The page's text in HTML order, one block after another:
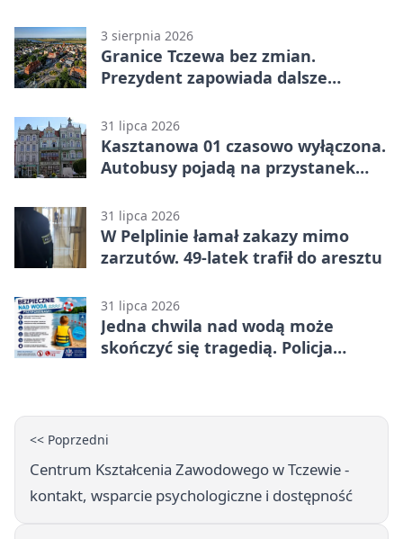
3 sierpnia 2026
Granice Tczewa bez zmian.
Prezydent zapowiada dalsze
31 lipca 2026
Kasztanowa 01 czasowo wyłączona.
Autobusy pojadą na przystanek
31 lipca 2026
W Pelplinie łamał zakazy mimo
zarzutów. 49-latek trafił do aresztu
31 lipca 2026
Jedna chwila nad wodą może
skończyć się tragedią. Policja
<< Poprzedni
Centrum Kształcenia Zawodowego w Tczewie -
kontakt, wsparcie psychologiczne i dostępność